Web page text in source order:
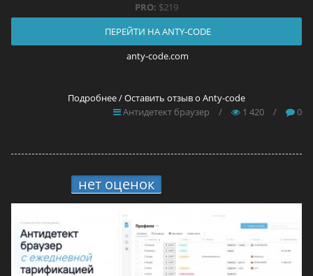
PRO: $219
ПЕРЕЙТИ НА ANTY-CODE
anty-code.com
Подробнее / Оставить отзыв о Anty-code
Антидетект браузер
/ 1 420 / 0
нет оценок